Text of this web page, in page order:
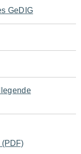
GeDIG
(PDF)